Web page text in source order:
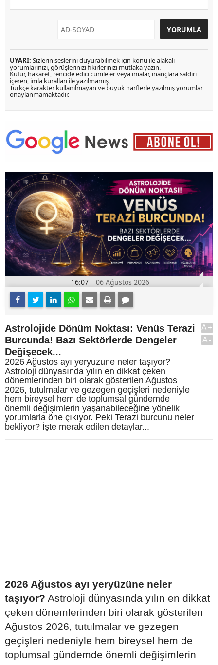
UYARI: Sizlerin seslerini duyurabilmek için konu ile alakalı
yorumlarınızı, görüşlerinizi fikirlerinizi mutlaka yazın.
Küfür, hakaret, rencide edici cümleler veya imalar, inançlara saldırı
içeren, imla kuralları ile yazılmamış,
Türkçe karakter kullanılmayan ve büyük harflerle yazılmış yorumlar
onaylanmamaktadır.
16:07 06 Ağustos 2026
Astrolojide Dönüm Noktası: Venüs Terazi
Burcunda! Bazı Sektörlerde Dengeler
Değişecek...
2026 Ağustos ayı yeryüzüne neler taşıyor?
Astroloji dünyasında yılın en dikkat çeken
dönemlerinden biri olarak gösterilen Ağustos
2026, tutulmalar ve gezegen geçişleri nedeniyle
hem bireysel hem de toplumsal gündemde
önemli değişimlerin yaşanabileceğine yönelik
yorumlarla öne çıkıyor. Peki Terazi burcunu neler
bekliyor? İşte merak edilen detaylar...
A+
A-
2026 Ağustos ayı yeryüzüne neler
taşıyor? Astroloji dünyasında yılın en dikkat
çeken dönemlerinden biri olarak gösterilen
Ağustos 2026, tutulmalar ve gezegen
geçişleri nedeniyle hem bireysel hem de
toplumsal gündemde önemli değişimlerin